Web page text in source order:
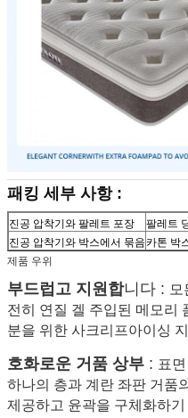
패킹 세부 사항 :
진공 압착기와 팔레트 포장
팔레트
진공 압착기와 박스에서 묶음카톤 박
제품 우위
부드럽고 지원합니다 :
전히 연질 겔 주입된 메모리
분을 위한 사크리프아이싱
호화로운 거품 상부 : 표
하나의 층과 계란 좌판 거품
제공하고 윤곽을 구체화하